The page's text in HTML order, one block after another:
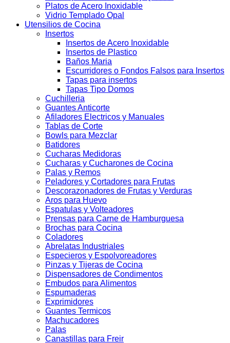
Platos de Acero Inoxidable
Vidrio Templado Opal
Utensilios de Cocina
Insertos
Insertos de Acero Inoxidable
Insertos de Plastico
Baños Maria
Escurridores o Fondos Falsos para Insertos
Tapas para insertos
Tapas Tipo Domos
Cuchilleria
Guantes Anticorte
Afiladores Electricos y Manuales
Tablas de Corte
Bowls para Mezclar
Batidores
Cucharas Medidoras
Cucharas y Cucharones de Cocina
Palas y Remos
Peladores y Cortadores para Frutas
Descorazonadores de Frutas y Verduras
Aros para Huevo
Espatulas y Volteadores
Prensas para Carne de Hamburguesa
Brochas para Cocina
Coladores
Abrelatas Industriales
Especieros y Espolvoreadores
Pinzas y Tijeras de Cocina
Dispensadores de Condimentos
Embudos para Alimentos
Espumaderas
Exprimidores
Guantes Termicos
Machucadores
Palas
Canastillas para Freir